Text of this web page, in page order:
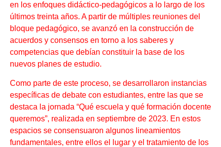
en los enfoques didáctico-pedagógicos a lo largo de los
últimos treinta años. A partir de múltiples reuniones del
bloque pedagógico, se avanzó en la construcción de
acuerdos y consensos en torno a los saberes y
competencias que debían constituir la base de los
nuevos planes de estudio.
Como parte de este proceso, se desarrollaron instancias
específicas de debate con estudiantes, entre las que se
destaca la jornada “Qué escuela y qué formación docente
queremos”, realizada en septiembre de 2023. En estos
espacios se consensuaron algunos lineamientos
fundamentales, entre ellos el lugar y el tratamiento de los